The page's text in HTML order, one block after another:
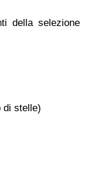
della selezione
di stelle)